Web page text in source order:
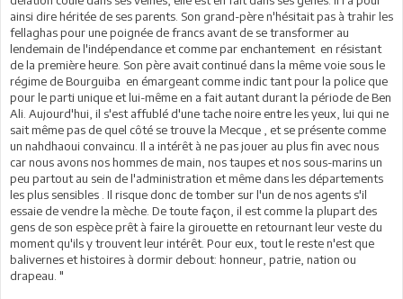
ainsi dire héritée de ses parents. Son grand-père n'hésitait pas à trahir les
fellaghas pour une poignée de francs avant de se transformer au
lendemain de l'indépendance et comme par enchantement en résistant
de la première heure. Son père avait continué dans la même voie sous le
régime de Bourguiba en émargeant comme indic tant pour la police que
pour le parti unique et lui-même en a fait autant durant la période de Ben
Ali. Aujourd'hui, il s'est affublé d'une tache noire entre les yeux, lui qui ne
sait même pas de quel côté se trouve la Mecque , et se présente comme
un nahdhaoui convaincu. Il a intérêt à ne pas jouer au plus fin avec nous
car nous avons nos hommes de main, nos taupes et nos sous-marins un
peu partout au sein de l'administration et même dans les départements
les plus sensibles . Il risque donc de tomber sur l'un de nos agents s'il
essaie de vendre la mèche. De toute façon, il est comme la plupart des
gens de son espèce prêt à faire la girouette en retournant leur veste du
moment qu'ils y trouvent leur intérêt. Pour eux, tout le reste n'est que
balivernes et histoires à dormir debout: honneur, patrie, nation ou
drapeau. "